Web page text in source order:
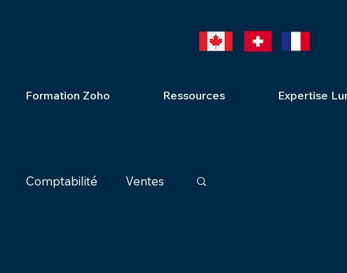
Formation Zoho Ressources Expertise
Comptabilité Ventes